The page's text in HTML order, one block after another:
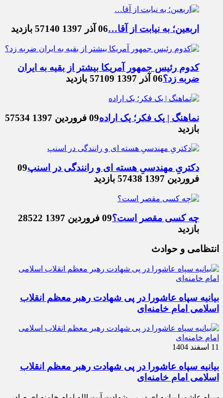
اربعین؛ به نیابت از آقا…06 آذر 1397 57140 بازدید
کدوم رئیس جمهور آمریکا بیشتر از بقیه به ایران
ضربه زد؟06 آذر 1397 57109 بازدید
نماهنگ | یک فکر؛ یک اراده09 فروردین 1397
57534
بازدید
دکتریِ مهندسیِ هسته ای و رانندگی در اسنپ09
فروردین 1397
57438 بازدید
چه کسی مقصر است؟09 فروردین 1397
28522
بازدید
انتظامی و حوادث
بیانیه سپاه عاشورا در پی شهادت رهبر معظم انقلاب
اسلامی امام خامنه‌ای
11 اسفند 1404
بیانیه سپاه عاشورا در پی شهادت رهبر معظم انقلاب
اسلامی امام خامنه‌ای